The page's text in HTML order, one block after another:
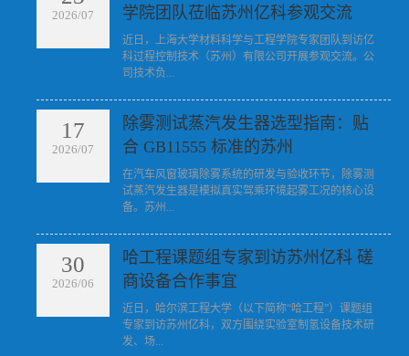
2026/07
学院团队莅临苏州亿科参观交流
​近日，上海大学材料科学与工程学院专家团队到访亿
科过程控制技术（苏州）有限公司开展参观交流。公
司技术负...
17
2026/07
除雾测试蒸汽发生器选型指南：贴
合 GB11555 标准的苏州
​在汽车风窗玻璃除雾系统的研发与验收环节，除雾测
试蒸汽发生器是模拟真实驾乘环境起雾工况的核心设
备。苏州...
30
2026/06
哈工程课题组专家到访苏州亿科 磋
商设备合作事宜
​近日，哈尔滨工程大学（以下简称“哈工程”）课题组
专家到访苏州亿科，双方围绕实验室制氢设备技术研
发、场...